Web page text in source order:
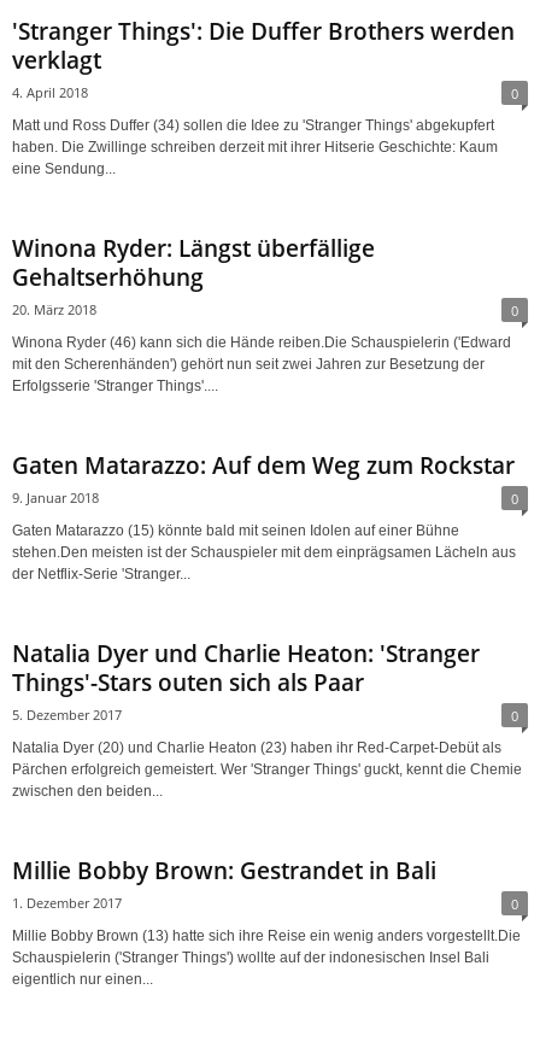
'Stranger Things': Die Duffer Brothers werden
verklagt
4. April 2018 0
Matt und Ross Duffer (34) sollen die Idee zu 'Stranger Things' abgekupfert
haben. Die Zwillinge schreiben derzeit mit ihrer Hitserie Geschichte: Kaum
eine Sendung...
Winona Ryder: Längst überfällige
Gehaltserhöhung
20. März 2018 0
Winona Ryder (46) kann sich die Hände reiben.Die Schauspielerin ('Edward
mit den Scherenhänden') gehört nun seit zwei Jahren zur Besetzung der
Erfolgsserie 'Stranger Things'....
Gaten Matarazzo: Auf dem Weg zum Rockstar
9. Januar 2018 0
Gaten Matarazzo (15) könnte bald mit seinen Idolen auf einer Bühne
stehen.Den meisten ist der Schauspieler mit dem einprägsamen Lächeln aus
der Netflix-Serie 'Stranger...
Natalia Dyer und Charlie Heaton: 'Stranger
Things'-Stars outen sich als Paar
5. Dezember 2017 0
Natalia Dyer (20) und Charlie Heaton (23) haben ihr Red-Carpet-Debüt als
Pärchen erfolgreich gemeistert. Wer 'Stranger Things' guckt, kennt die Chemie
zwischen den beiden...
Millie Bobby Brown: Gestrandet in Bali
1. Dezember 2017 0
Millie Bobby Brown (13) hatte sich ihre Reise ein wenig anders vorgestellt.Die
Schauspielerin ('Stranger Things') wollte auf der indonesischen Insel Bali
eigentlich nur einen...